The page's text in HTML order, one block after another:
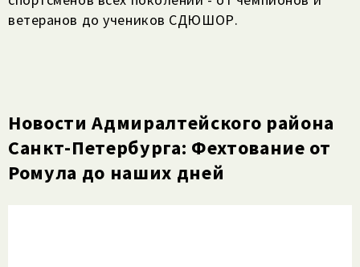
ветеранов до учеников СДЮШОР.
Новости Адмиралтейского района
Санкт-Петербурга: Фехтование от
Ромула до наших дней